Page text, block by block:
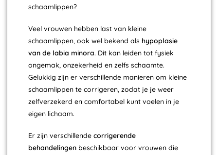
schaamlippen?
Veel vrouwen hebben last van kleine
schaamlippen, ook wel bekend als hypoplasie
van de labia minora. Dit kan leiden tot fysiek
ongemak, onzekerheid en zelfs schaamte.
Gelukkig zijn er verschillende manieren om kleine
schaamlippen te corrigeren, zodat je je weer
zelfverzekerd en comfortabel kunt voelen in je
eigen lichaam.
Er zijn verschillende corrigerende
behandelingen beschikbaar voor vrouwen die